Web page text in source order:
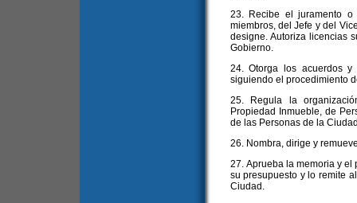
23. Recibe el juramento
miembros, del Jefe y del
designe. Autoriza licencias
Gobierno.
24. Otorga los acuerdos y
siguiendo el procedimiento
25. Regula la
Propiedad Inmueble, de
de las Personas de la
26. Nombra, dirige y
27. Aprueba la memoria y
su presupuesto y lo remite
Ciudad.